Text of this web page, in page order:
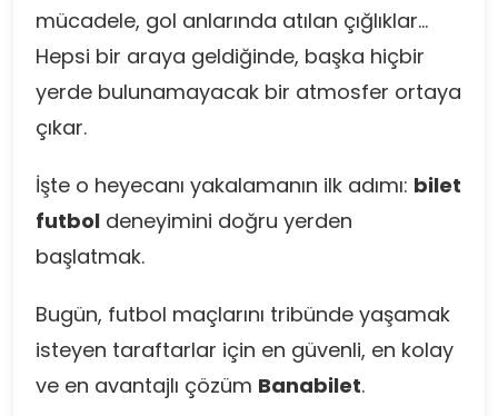
mücadele, gol anlarında atılan çığlıklar…
Hepsi bir araya geldiğinde, başka hiçbir
yerde bulunamayacak bir atmosfer ortaya
çıkar.
İşte o heyecanı yakalamanın ilk adımı: bilet
futbol deneyimini doğru yerden
başlatmak.
Bugün, futbol maçlarını tribünde yaşamak
isteyen taraftarlar için en güvenli, en kolay
ve en avantajlı çözüm Banabilet.